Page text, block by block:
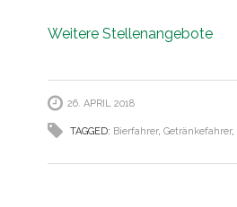
Weitere Stellenangebote
26. APRIL 2018
TAGGED: Bierfahrer, Getränkefahrer,